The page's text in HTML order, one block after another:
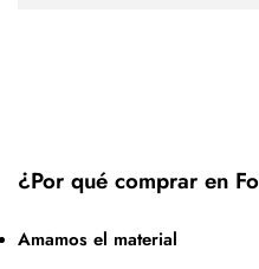
¿Por qué comprar en
Amamos el material